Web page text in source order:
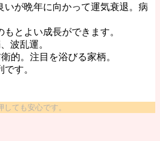
が晩年に向かって運気衰退。病
とよい成長ができます。
波乱運。
的。注目を浴びる家柄。
す。
ても安心です。